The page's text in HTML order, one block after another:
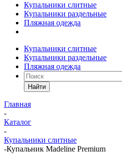
Купальники слитные
Купальники раздельные
Пляжная одежда
Купальники слитные
Купальники раздельные
Пляжная одежда
Найти
Главная
-
Каталог
-
Купальники слитные
-Купальник Madeline Premium